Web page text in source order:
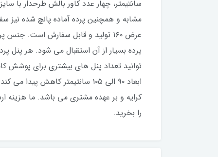
عرض ۱۶۰ تولید و قابل سفارش است.
توانید تعداد پنل های بیشتری برای پوشش
کرایه و بر عهده مشتری می باشد. ما هزینه
را بخرید.